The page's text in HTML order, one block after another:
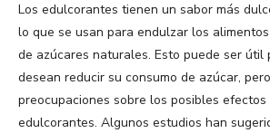
Los edulcorantes tienen un sabor más
lo que se usan para endulzar los
de azúcares naturales. Esto puede ser útil
desean reducir su consumo de azúcar,
preocupaciones sobre los posibles
edulcorantes. Algunos estudios han